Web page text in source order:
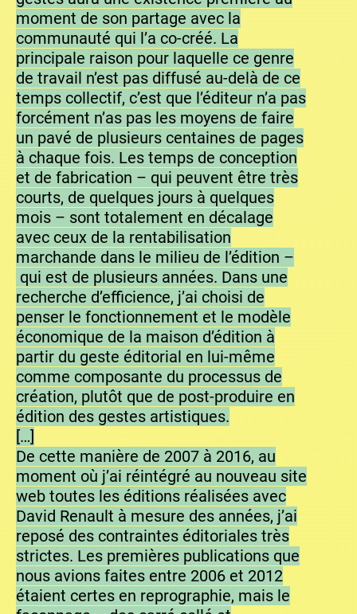
moment de son partage avec la
communauté qui l’a co-créé. La
principale raison pour laquelle ce genre
de travail n’est pas diffusé au-delà de ce
temps collectif, c’est que l’éditeur n’a pas
forcément n’as pas les moyens de faire
un pavé de plusieurs centaines de pages
à chaque fois. Les temps de conception
et de fabrication – qui peuvent être très
courts, de quelques jours à quelques
mois – sont totalement en décalage
avec ceux de la rentabilisation
marchande dans le milieu de l’édition –
qui est de plusieurs années. Dans une
recherche d’efficience, j’ai choisi de
penser le fonctionnement et le modèle
économique de la maison d’édition à
partir du geste éditorial en lui-même
comme composante du processus de
création, plutôt que de post-produire en
édition des gestes artistiques.
[…]
De cette manière de 2007 à 2016, au
moment où j’ai réintégré au nouveau site
web toutes les éditions réalisées avec
David Renault à mesure des années, j’ai
reposé des contraintes éditoriales très
strictes. Les premières publications que
nous avions faites entre 2006 et 2012
étaient certes en reprographie, mais le